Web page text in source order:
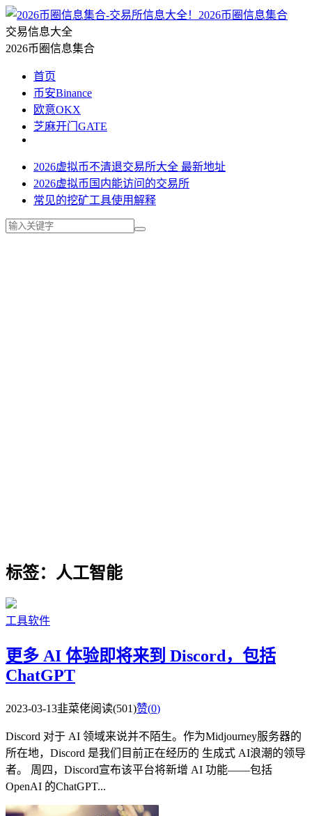
2026币圈信息集合
交易信息大全
2026币圈信息集合
首页
币安Binance
欧意OKX
芝麻开门GATE
2026虚拟币不清退交易所大全 最新地址
2026虚拟币国内能访问的交易所
常见的挖矿工具使用解释
标签：人工智能
工具软件
更多 AI 体验即将来到 Discord，包括
ChatGPT
2023-03-13韭菜佬阅读(501)赞(0)
Discord 对于 AI 领域来说并不陌生。作为Midjourney服务器的
所在地，Discord 是我们目前正在经历的 生成式 AI浪潮的领导
者。 周四，Discord宣布该平台将新增 AI 功能——包括
OpenAI 的ChatGPT...